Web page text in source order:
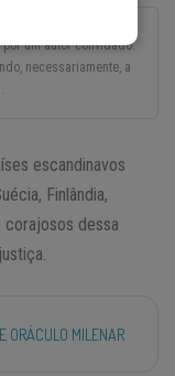
um autor convidado.
necessariamente, a
escandinavos
Finlândia,
corajosos dessa
ORÁCULO MILENAR